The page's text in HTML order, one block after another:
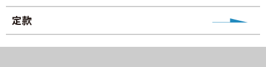
⽀部・委員会
定款